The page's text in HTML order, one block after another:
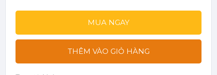
MUA NGAY
THÊM VÀO GIỎ HÀNG